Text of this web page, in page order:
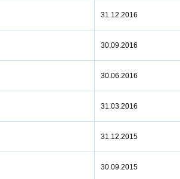
31.12.2016
30.09.2016
30.06.2016
31.03.2016
31.12.2015
30.09.2015